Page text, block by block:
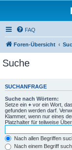
FAQ
Foren-Übersicht
Suche
SUCHANFRAGE
Suche nach Wörtern:
Setze ein + vor ein Wort,
gefunden werden darf.
Klammer, wenn nur eines
Platzhalter für teilweise
Nach allen Begriffen
Nach einem Begriff